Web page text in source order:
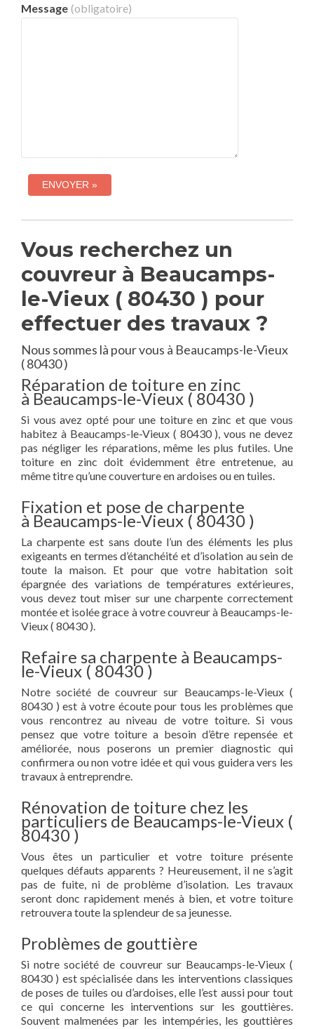
Message (obligatoire)
Vous recherchez un
couvreur à Beaucamps-
le-Vieux ( 80430 ) pour
effectuer des travaux ?
Nous sommes là pour vous à Beaucamps-le-Vieux
( 80430 )
Réparation de toiture en zinc
à Beaucamps-le-Vieux ( 80430 )
Si vous avez opté pour une toiture en zinc et que vous
habitez à Beaucamps-le-Vieux ( 80430 ), vous ne devez
pas négliger les réparations, même les plus futiles. Une
toiture en zinc doit évidemment être entretenue, au
même titre qu’une couverture en ardoises ou en tuiles.
Fixation et pose de charpente
à Beaucamps-le-Vieux ( 80430 )
La charpente est sans doute l’un des éléments les plus
exigeants en termes d’étanchéité et d’isolation au sein de
toute la maison. Et pour que votre habitation soit
épargnée des variations de températures extérieures,
vous devez tout miser sur une charpente correctement
montée et isolée grace à votre couvreur à Beaucamps-le-
Vieux ( 80430 ).
Refaire sa charpente à Beaucamps-
le-Vieux ( 80430 )
Notre société de couvreur sur Beaucamps-le-Vieux (
80430 ) est à votre écoute pour tous les problèmes que
vous rencontrez au niveau de votre toiture. Si vous
pensez que votre toiture a besoin d’être repensée et
améliorée, nous poserons un premier diagnostic qui
confirmera ou non votre idée et qui vous guidera vers les
travaux à entreprendre.
Rénovation de toiture chez les
particuliers de Beaucamps-le-Vieux (
80430 )
Vous êtes un particulier et votre toiture présente
quelques défauts apparents ? Heureusement, il ne s’agit
pas de fuite, ni de problème d’isolation. Les travaux
seront donc rapidement menés à bien, et votre toiture
retrouvera toute la splendeur de sa jeunesse.
Problèmes de gouttière
Si notre société de couvreur sur Beaucamps-le-Vieux (
80430 ) est spécialisée dans les interventions classiques
de poses de tuiles ou d’ardoises, elle l’est aussi pour tout
ce qui concerne les interventions sur les gouttières.
Souvent malmenées par les intempéries, les gouttières